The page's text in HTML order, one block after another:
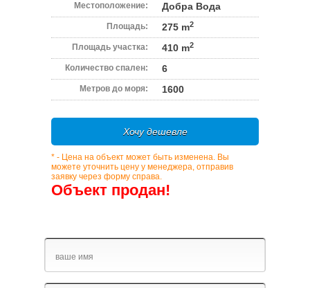
Местоположение: Добра Вода
Площадь: 275 m2
Площадь участка: 410 m2
Количество спален: 6
Метров до моря: 1600
Хочу дешевле
* - Цена на объект может быть изменена. Вы
можете уточнить цену у менеджера, отправив
заявку через форму справа.
Объект продан!